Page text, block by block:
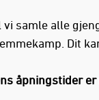
vi samle alle
Dit
åpningstider